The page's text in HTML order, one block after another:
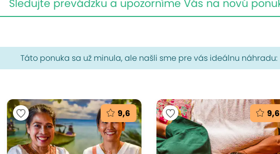
Sledujte prevádzku a upozorníme Vás na novú
Táto ponuka sa už minula, ale našli sme pre vás ideálnu náhradu:
9,6 9,6